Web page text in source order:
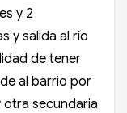
y 2
y salida al río
de tener
al barrio por
otra secundaria